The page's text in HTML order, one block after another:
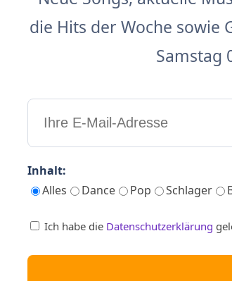
die Hits der Woche sowie
Samstag
Inhalt:
Alles
Dance Pop Schlager
Ich habe die Datenschutzerklärung